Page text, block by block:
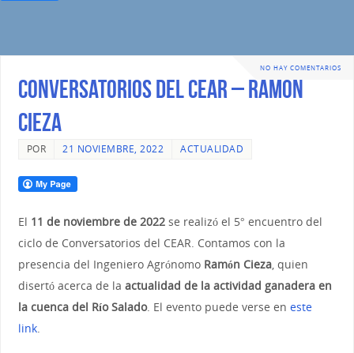
NO HAY COMENTARIOS
Conversatorios del CEAR – Ramón
Cieza
POR 21 NOVIEMBRE, 2022 ACTUALIDAD
El 11 de noviembre de 2022se realizó el 5° encuentro del
ciclo de Conversatorios del CEAR. Contamos con la
presencia del Ingeniero Agrónomo Ramón Cieza, quien
disertó acerca de la actualidad de la actividad ganadera en
la cuenca del Río Salado. El evento puede verse en este
link.